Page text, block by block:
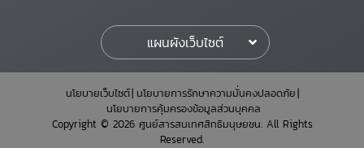
แผนผังเว็บไซต์
นโยบายเว็บไซต์ นโยบายการรักษาความมั่นคงปลอดภัย
นโยบายการคุ้มครองข้อมูลส่วนบุคคล
Copyright © 2026 ศูนย์สารสนเทศสิทธิมนุษยชน. All Rights
Reserved.